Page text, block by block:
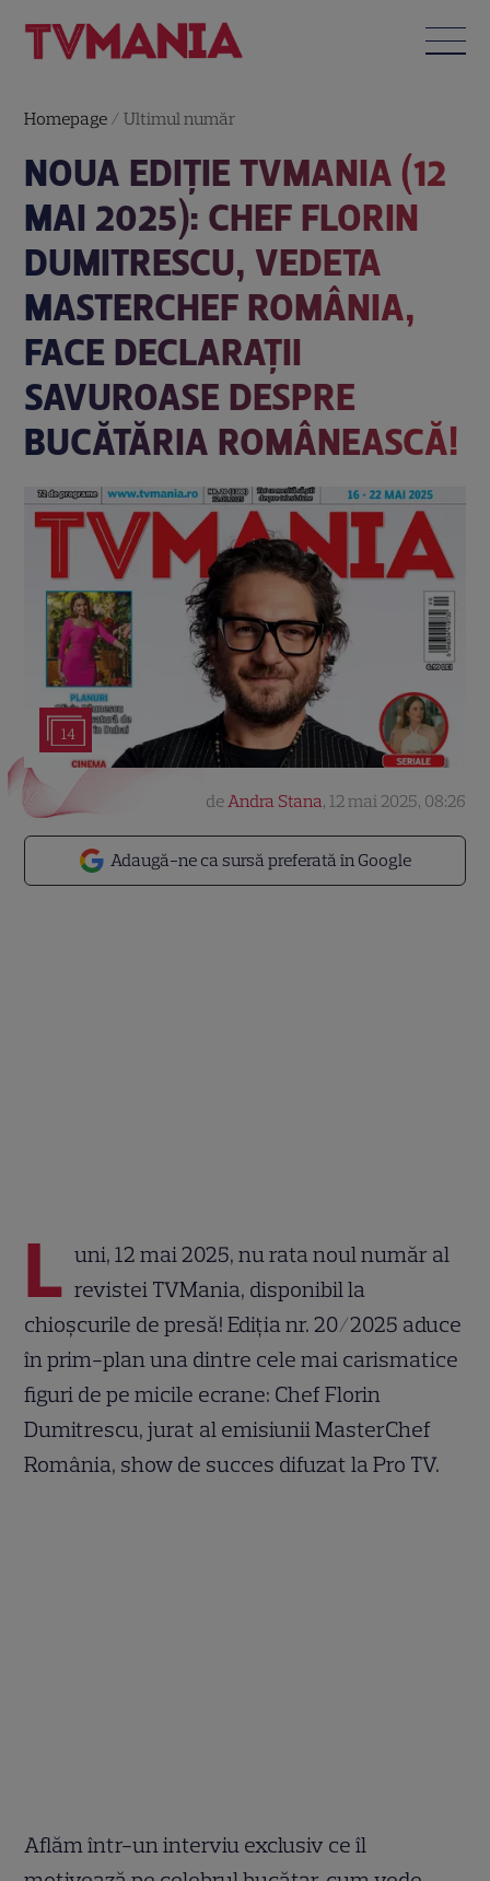
Homepage /Ultimul număr
NOUA EDIȚIE TVMANIA (12
MAI 2025): CHEF FLORIN
DUMITRESCU, VEDETA
MASTERCHEF ROMÂNIA,
FACE DECLARAȚII
SAVUROASE DESPRE
BUCĂTĂRIA ROMÂNEASCĂ!
14
Adaugă-ne ca sursă preferată în Google
deAndra Stana, 12 mai 2025, 08:26
L uni, 12 mai 2025, nu rata noul număr al
revistei TVMania, disponibil la
chioșcurile de presă! Ediția nr. 20/2025 aduce
în prim-plan una dintre cele mai carismatice
figuri de pe micile ecrane: Chef Florin
Dumitrescu, jurat al emisiunii MasterChef
România, show de succes difuzat la Pro TV.
Aflăm într-un interviu exclusiv ce îl